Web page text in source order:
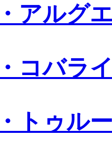
アルグ
コバラ
トゥル